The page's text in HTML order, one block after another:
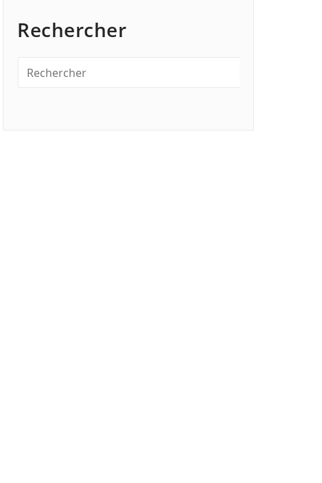
Rechercher